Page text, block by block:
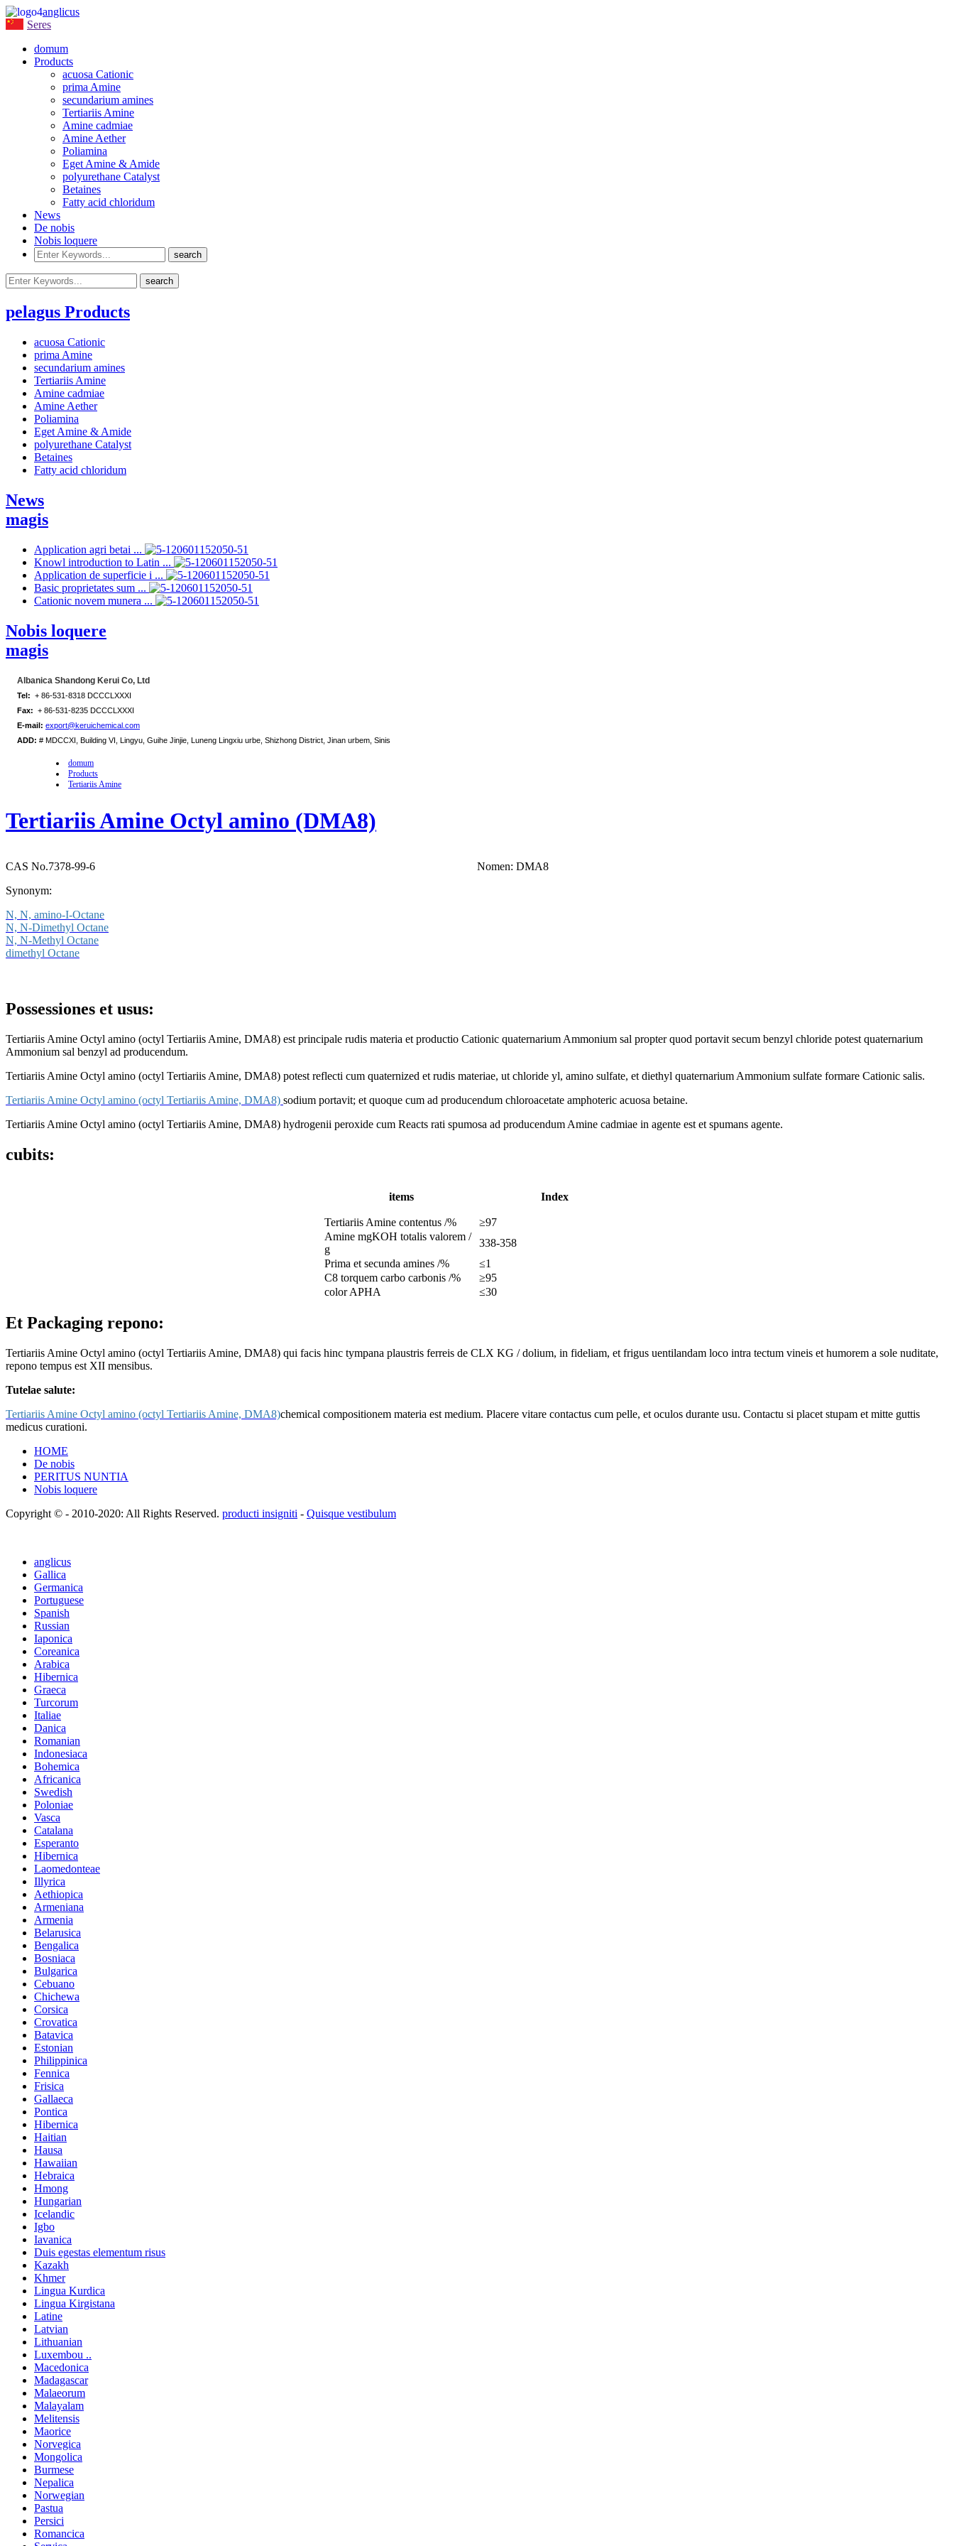
anglicus
Seres
domum
Products
acuosa Cationic
prima Amine
secundarium amines
Tertiariis Amine
Amine cadmiae
Amine Aether
Poliamina
Eget Amine & Amide
polyurethane Catalyst
Betaines
Fatty acid chloridum
News
De nobis
Nobis loquere
pelagus Products
acuosa Cationic
prima Amine
secundarium amines
Tertiariis Amine
Amine cadmiae
Amine Aether
Poliamina
Eget Amine & Amide
polyurethane Catalyst
Betaines
Fatty acid chloridum
News
magis
Application agri betai ...
Knowl introduction to Latin ...
Application de superficie i ...
Basic proprietates sum ...
Cationic novem munera ...
Nobis loquere
magis
Albanica Shandong Kerui Co, Ltd
Tel: + 86-531-8318 DCCCLXXXI
Fax: + 86-531-8235 DCCCLXXXI
E-mail: export@keruichemical.com
ADD: # MDCCXI, Building VI, Lingyu, Guihe Jinjie, Luneng Lingxiu urbe, Shizhong District, Jinan urbem, Sinis
domum
Products
Tertiariis Amine
Tertiariis Amine Octyl amino (DMA8)
CAS No.7378-99-6
Nomen: DMA8
Synonym:
N, N, amino-I-Octane
N, N-Dimethyl Octane
N, N-Methyl Octane
dimethyl Octane
Possessiones et usus:
Tertiariis Amine Octyl amino (octyl Tertiariis Amine, DMA8) est principale rudis materia et productio Cationic quaternarium Ammonium sal propter quod portavit secum benzyl chloride potest quaternarium
Ammonium sal benzyl ad producendum.
Tertiariis Amine Octyl amino (octyl Tertiariis Amine, DMA8) potest reflecti cum quaternized et rudis materiae, ut chloride yl, amino sulfate, et diethyl quaternarium Ammonium sulfate formare Cationic salis.
Tertiariis Amine Octyl amino (octyl Tertiariis Amine, DMA8) sodium portavit; et quoque cum ad producendum chloroacetate amphoteric acuosa betaine.
Tertiariis Amine Octyl amino (octyl Tertiariis Amine, DMA8) hydrogenii peroxide cum Reacts rati spumosa ad producendum Amine cadmiae in agente est et spumans agente.
cubits:
items Index
Tertiariis Amine contentus /%
≥97
Amine mgKOH totalis valorem /
g
338-358
Prima et secunda amines /%
≤1
C8 torquem carbo carbonis /%
≥95
color APHA
≤30
Et Packaging repono:
Tertiariis Amine Octyl amino (octyl Tertiariis Amine, DMA8) qui facis hinc tympana plaustris ferreis de CLX KG / dolium, in fideliam, et frigus uentilandam loco intra tectum vineis et humorem a sole nuditate,
repono tempus est XII mensibus.
Tutelae salute:
Tertiariis Amine Octyl amino (octyl Tertiariis Amine, DMA8)chemical compositionem materia est medium. Placere vitare contactus cum pelle, et oculos durante usu. Contactu si placet stupam et mitte guttis
medicus curationi.
HOME
De nobis
PERITUS NUNTIA
Nobis loquere
Copyright © - 2010-2020: All Rights Reserved. producti insigniti - Quisque vestibulum
anglicus
Gallica
Germanica
Portuguese
Spanish
Russian
Iaponica
Coreanica
Arabica
Hibernica
Graeca
Turcorum
Italiae
Danica
Romanian
Indonesiaca
Bohemica
Africanica
Swedish
Poloniae
Vasca
Catalana
Esperanto
Hibernica
Laomedonteae
Illyrica
Aethiopica
Armeniana
Armenia
Belarusica
Bengalica
Bosniaca
Bulgarica
Cebuano
Chichewa
Corsica
Crovatica
Batavica
Estonian
Philippinica
Fennica
Frisica
Gallaeca
Pontica
Hibernica
Haitian
Hausa
Hawaiian
Hebraica
Hmong
Hungarian
Icelandic
Igbo
Iavanica
Duis egestas elementum risus
Kazakh
Khmer
Lingua Kurdica
Lingua Kirgistana
Latine
Latvian
Lithuanian
Luxembou ..
Macedonica
Madagascar
Malaeorum
Malayalam
Melitensis
Maorice
Norvegica
Mongolica
Burmese
Nepalica
Norwegian
Pastua
Persici
Romancica